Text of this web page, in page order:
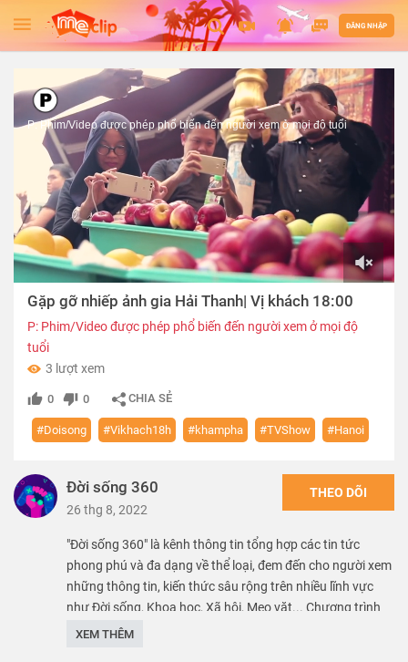
ĐĂNG NHẬP
P: Phim/Video được phép phổ biến đến người xem ở mọi độ tuổi
Gặp gỡ nhiếp ảnh gia Hải Thanh| Vị khách 18:00
P: Phim/Video được phép phổ biến đến người xem ở mọi độ
tuổi
3 lượt xem
0 0 CHIA SẺ
#Doisong #Vikhach18h #khampha #TVShow #Hanoi
Đời sống 360
26 thg 8, 2022
THEO DÕI
"Đời sống 360" là kênh thông tin tổng hợp các tin tức
phong phú và đa dạng về thể loại, đem đến cho người xem
những thông tin, kiến thức sâu rộng trên nhiều lĩnh vực
như Đời sống, Khoa học, Xã hội, Mẹo vặt... Chương trình
“Vị khách 18H” là những “lát cắt” nhỏ về cuộc sống và con
XEM THÊM